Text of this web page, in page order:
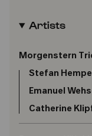
Artists
Morgenstern
Stefan
Emanuel
Catherine